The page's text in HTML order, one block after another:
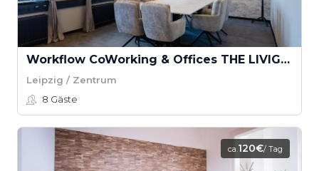
Workflow CoWorking & Offices THE LIVIGN ROOM LOUNGE
Leipzig / Zentrum
8 Gäste
ca.120€/ Tag